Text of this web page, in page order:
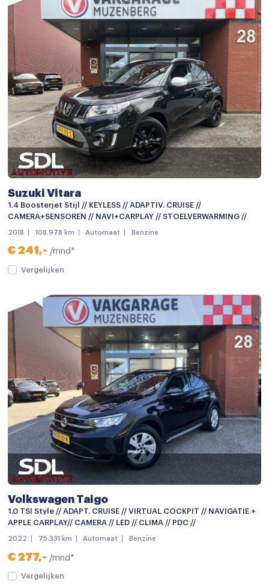
Suzuki Vitara
1.4 Boosterjet Stijl // KEYLESS // ADAPTIV. CRUISE //
CAMERA+SENSOREN // NAVI+CARPLAY // STOELVERWARMING //
2018 108.978 km Automaat Benzine
€ 241,- /mnd*
Vergelijken
Volkswagen Taigo
1.0 TSI Style // ADAPT. CRUISE // VIRTUAL COCKPIT // NAVIGATIE +
APPLE CARPLAY// CAMERA // LED // CLIMA // PDC //
2022 75.331 km Automaat Benzine
€ 277,- /mnd*
Vergelijken